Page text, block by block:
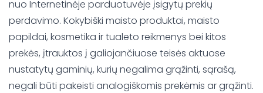
nuo Internetinėje parduotuvėje įsigytų prekių
perdavimo. Kokybiški maisto produktai, maisto
papildai, kosmetika ir tualeto reikmenys bei kitos
prekės, įtrauktos į galiojančiuose teisės aktuose
nustatytų gaminių, kurių negalima grąžinti, sąrašą,
negali būti pakeisti analogiškomis prekėmis ar grąžinti.